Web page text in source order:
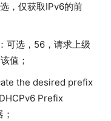
，仅获取IPv6的前
可选，56，请求上级
值；
the desired prefix
Prefix